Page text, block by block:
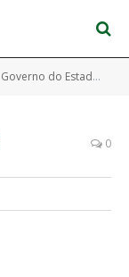
Governo do Estado entrega títulos de terra para Comunidade Quilombola de Moju
0